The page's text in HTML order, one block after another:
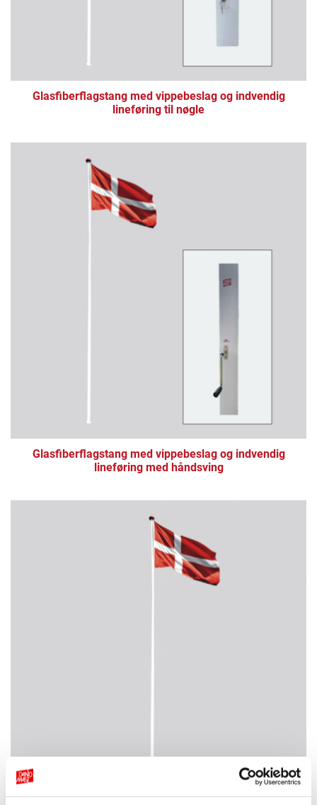
Glasfiberflagstang med vippebeslag og indvendig
lineføring til nøgle
Glasfiberflagstang med vippebeslag og indvendig
lineføring med håndsving